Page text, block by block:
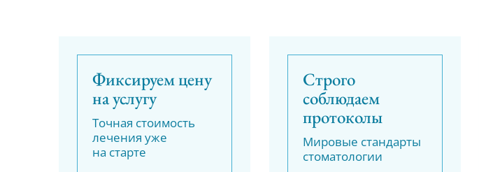
Фиксируем цену
на услугу
Точная стоимость
лечения уже
на старте
Строго
соблюдаем
протоколы
Мировые стандарты
стоматологии